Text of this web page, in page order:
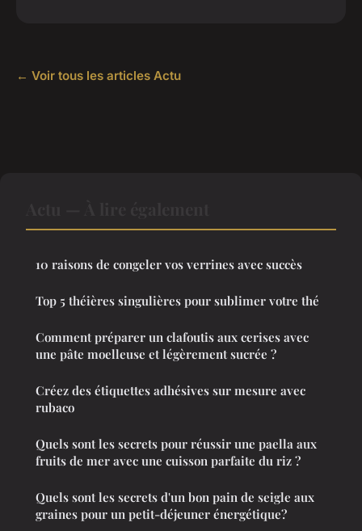
← Voir tous les articles Actu
10 raisons de congeler vos verrines avec succès
Top 5 théières singulières pour sublimer votre thé
Comment préparer un clafoutis aux cerises avec
une pâte moelleuse et légèrement sucrée ?
Créez des étiquettes adhésives sur mesure avec
rubaco
Quels sont les secrets pour réussir une paella aux
fruits de mer avec une cuisson parfaite du riz ?
Quels sont les secrets d'un bon pain de seigle aux
graines pour un petit-déjeuner énergétique?